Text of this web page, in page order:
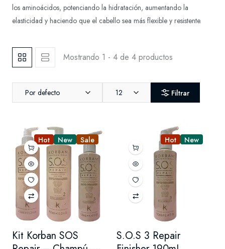
los aminoácidos, potenciando la hidratación, aumentando la
elasticidad y haciendo que el cabello sea más flexible y resistente.
Mostrando 1 - 4 de 4 productos
Por defecto 12 Filtrar
Hot New Sale
Kit Korban SOS
Hot New
S.O.S 3 Repair